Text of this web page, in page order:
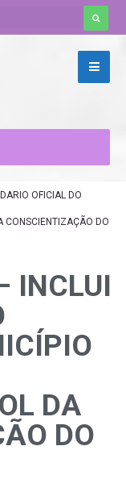
OFICIAL DO
CONSCIENTIZAÇÃO DO
INCLUI
DA
DO